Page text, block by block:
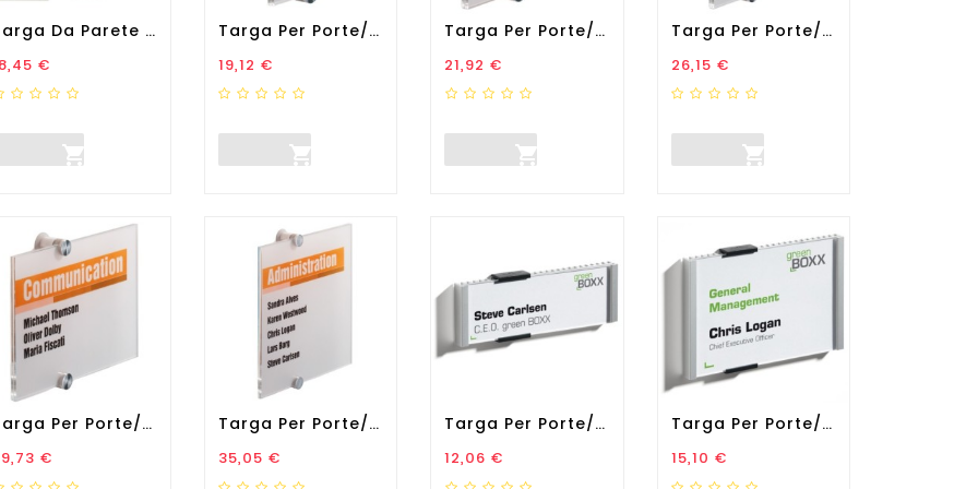
Targa Da Parete Arkos - 15...
€

Targa Per Porte/pareti...
Prezzo
19,12 €

Targa Per Porte/pareti...
Prezzo
21,92 €

Targa Per Porte/pareti...
Prezzo
26,15 €

Targa Per Porte/pareti...
€
Targa Per Porte/pareti...
Prezzo
35,05 €
Targa Per Porte/pareti Info...
Prezzo
12,06 €
Targa Per Porte/pareti Info...
Prezzo
15,10 €